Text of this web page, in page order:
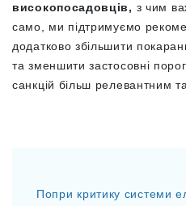
високопосадовців, з чим
само, ми підтримуємо
додатково збільшити
та зменшити застосовні
санкцій більш релевантним
Попри критику системи